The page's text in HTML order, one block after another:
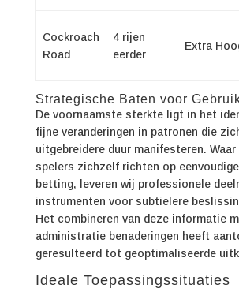
Cockroach
Road
4 rijen
eerder
Extra
Strategische Baten voor
De voornaamste sterkte ligt in het
fijne veranderingen in patronen die
uitgebreidere duur manifesteren.
spelers zichzelf richten op
betting, leveren wij professionele
instrumenten voor subtielere
Het combineren van deze informatie
administratie benaderingen heeft
geresulteerd tot geoptimaliseerde
Ideale Toepassingssituaties